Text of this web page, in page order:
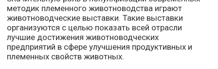
методик племенного животноводства играют
животноводческие выставки. Такие выставки
организуются с целью показать всей отрасли
лучшие достижения животноводческих
предприятий в сфере улучшения продуктивных и
племенных свойств животных.